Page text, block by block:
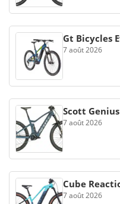
Gt Bicycles
7 août 2026
Scott
7 août 2026
Cube
7 août 2026